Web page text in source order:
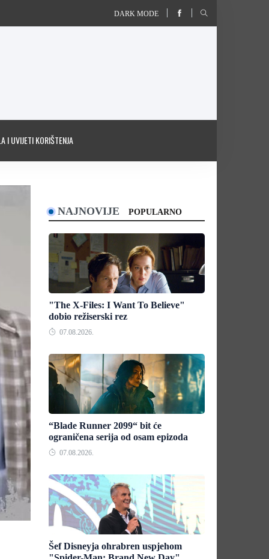
DARK MODE
I UVIJETI KORIŠTENJA
NAJNOVIJE POPULARNO
"The X-Files: I Want To Believe"
dobio režiserski rez
07.08.2026.
“Blade Runner 2099“ bit će
ograničena serija od osam epizoda
07.08.2026.
Šef Disneyja ohrabren uspjehom